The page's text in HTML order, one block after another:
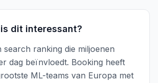
dit interessant?
ranking die miljoenen
dag beïnvloedt. Booking heeft
ML-teams van Europa met